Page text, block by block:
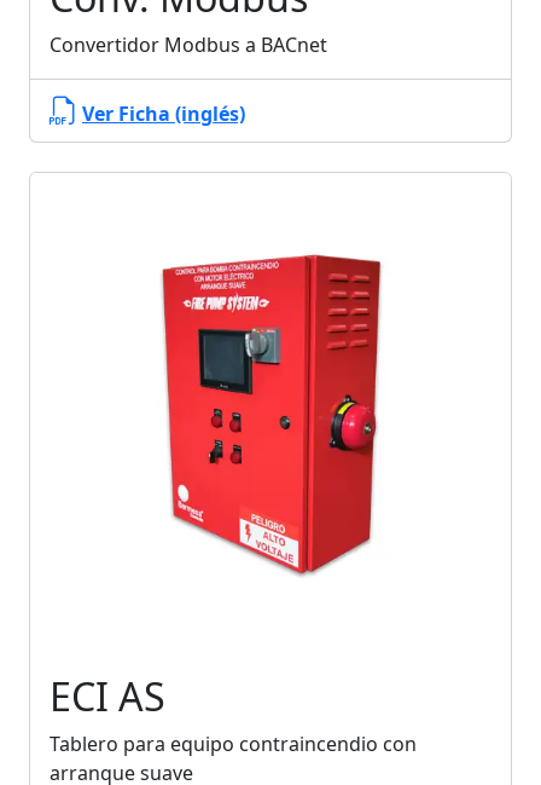
Convertidor Modbus a BACnet
Ver Ficha (inglés)
ECI AS
Tablero para equipo contraincendio con
arranque suave